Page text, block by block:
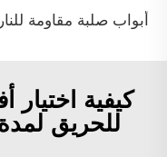
كيفية اختيار
للحريق